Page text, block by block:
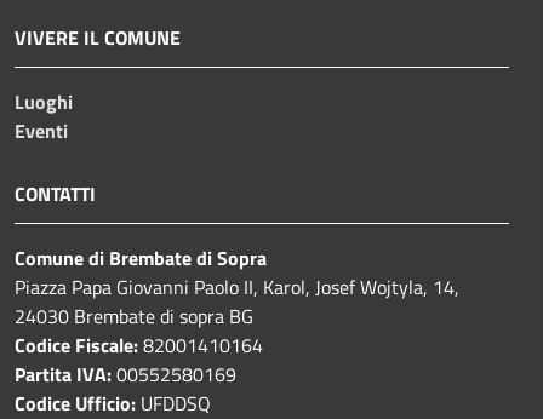
VIVERE IL COMUNE
Luoghi
Eventi
CONTATTI
Comune di Brembate di Sopra
Piazza Papa Giovanni Paolo II, Karol, Josef Wojtyla, 14,
24030 Brembate di sopra BG
Codice Fiscale:82001410164
Partita IVA:00552580169
Codice Ufficio: UFDDSQ